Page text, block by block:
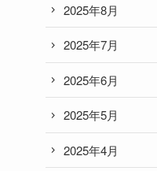
2025年8月
2025年7月
2025年6月
2025年5月
2025年4月